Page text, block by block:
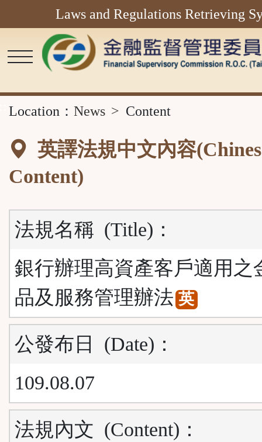
Laws and Regulations Retrieving
Location： News Content
英譯法規中文內容
Content)
法規名稱 (Title) ：
銀行辦理高資產客戶適用之
品及服務管理辦法 英
公發布日 (Date) ：
109.08.07
法規內文 (Content) ：